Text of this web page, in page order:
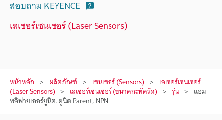
สอบถาม KEYENCE
เลเซอร์เซนเซอร์ (Laser Sensors)
หน้าหลัก ผลิตภัณฑ์ เซนเซอร์ (Sensors) เลเซอร์เซนเซอร์
(Laser Sensors) เลเซอร์เซนเซอร์ (ขนาดกะทัดรัด) รุ่น แอม
พลิฟายเออร์ยูนิต, ยูนิต Parent, NPN